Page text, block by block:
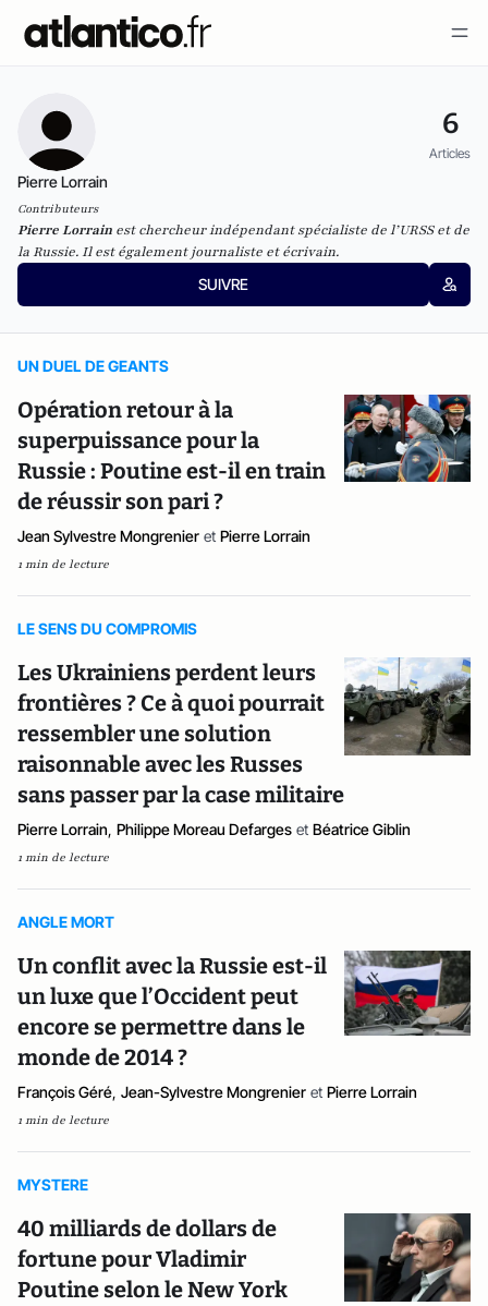
6
Articles
Pierre Lorrain
Contributeurs
Pierre Lorrain est chercheur indépendant spécialiste de l’URSS et de
la Russie. Il est également journaliste et écrivain.
SUIVRE
UN DUEL DE GEANTS
Opération retour à la
superpuissance pour la
Russie : Poutine est-il en train
de réussir son pari ?
Jean Sylvestre Mongrenier et Pierre Lorrain
1 min de lecture
LE SENS DU COMPROMIS
Les Ukrainiens perdent leurs
frontières ? Ce à quoi pourrait
ressembler une solution
raisonnable avec les Russes
sans passer par la case militaire
Pierre Lorrain, Philippe Moreau Defarges et Béatrice Giblin
1 min de lecture
ANGLE MORT
Un conflit avec la Russie est-il
un luxe que l’Occident peut
encore se permettre dans le
monde de 2014 ?
François Géré, Jean-Sylvestre Mongrenier et Pierre Lorrain
1 min de lecture
MYSTERE
40 milliards de dollars de
fortune pour Vladimir
Poutine selon le New York